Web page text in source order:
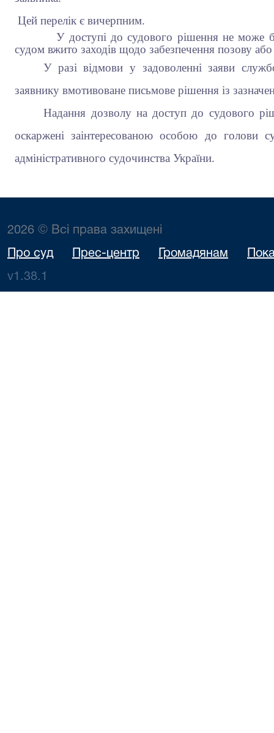
Цей перелік є вичерпним.
У доступі до судового рішення не може
судом вжито заходів щодо забезпечення позову
У разі відмови у задоволенні заяви
заявнику вмотивоване письмове рішення із
Надання дозволу на доступ до судового
оскаржені заінтересованою особою до голови
адміністративного судочинства України.
2026 © Всі права захищені
Про суд Прес-центр Громадянам
v1.38.1